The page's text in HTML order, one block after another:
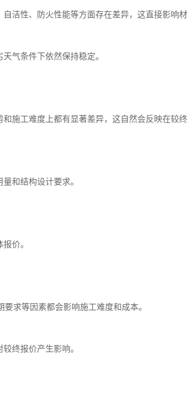
洁性、防火性能等方面存在差异，这直接影响材
气条件下依然保持稳定。
施工难度上都有显著差异，这自然会反映在较终
和结构设计要求。
价。
求等因素都会影响施工难度和成本。
终报价产生影响。